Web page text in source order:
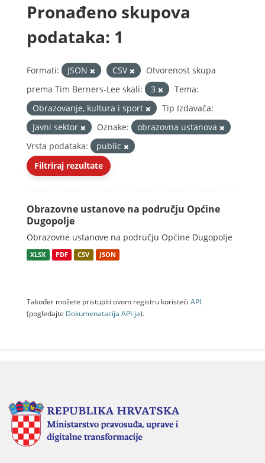
Pronađeno skupova
podataka: 1
Formati: JSON CSV
Otvorenost skupa
prema Tim Berners-Lee skali:
3
Tema:
Obrazovanje, kultura i sport
Tip Izdavača:
Javni sektor
Oznake:
obrazovna ustanova
Vrsta podataka:
public
Filtriraj rezultate
Obrazovne ustanove na području Općine
Dugopolje
Obrazovne ustanove na području Općine Dugopolje
XLSX PDF CSV JSON
Također možete pristupiti ovom registru koristeći API
(pogledajte Dokumenаtаcijа API-jа).